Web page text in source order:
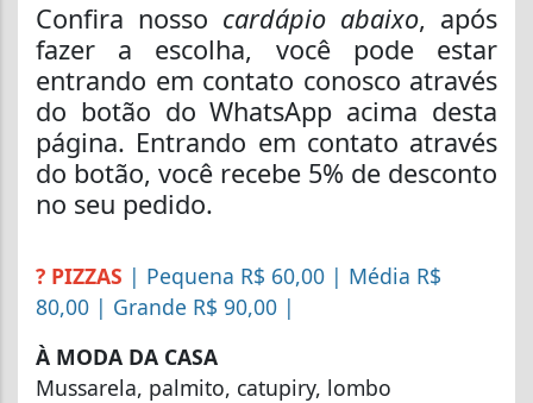
Confira nosso cardápio abaixo, após
fazer a escolha, você pode estar
entrando em contato conosco através
do botão do WhatsApp acima desta
página. Entrando em contato através
do botão, você recebe 5% de desconto
no seu pedido.
? PIZZAS | Pequena R$ 60,00 | Média R$
80,00 | Grande R$ 90,00 |
À MODA DA CASA
Mussarela, palmito, catupiry, lombo